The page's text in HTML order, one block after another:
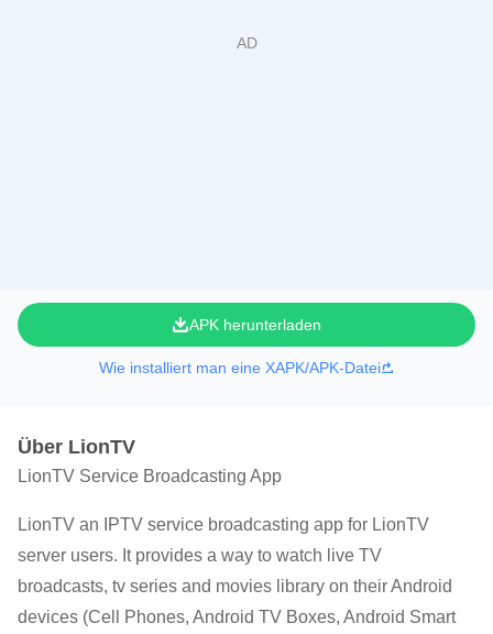
APK herunterladen
Wie installiert man eine XAPK/APK-Datei
Über LionTV
LionTV Service Broadcasting App
LionTV an IPTV service broadcasting app for LionTV
server users. It provides a way to watch live TV
broadcasts, tv series and movies library on their Android
devices (Cell Phones, Android TV Boxes, Android Smart